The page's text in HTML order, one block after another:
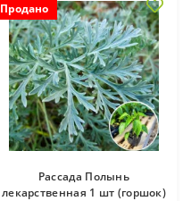
Продано
Рассада Полынь
лекарственная 1 шт (горшок)